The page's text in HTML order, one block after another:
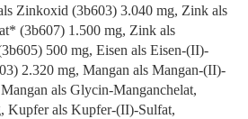
Zinkoxid (3b603) 3.040 mg, Zink als
(3b607) 1.500 mg, Zink als
500 mg, Eisen als Eisen-(II)-
2.320 mg, Mangan als Mangan-(II)-
als Glycin-Manganchelat,
Kupfer als Kupfer-(II)-Sulfat,